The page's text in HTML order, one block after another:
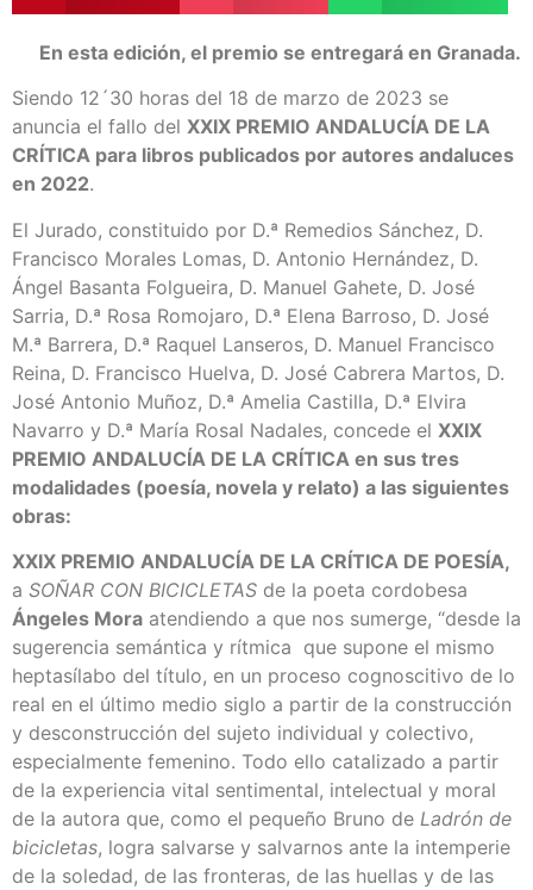
En esta edición, el premio se entregará en Granada.
Siendo 12´30 horas del 18 de marzo de 2023 se
anuncia el fallo del XXIX PREMIO ANDALUCÍA DE LA
CRÍTICA para libros publicados por autores andaluces
en 2022.
El Jurado, constituido por D.ª Remedios Sánchez, D.
Francisco Morales Lomas, D. Antonio Hernández, D.
Ángel Basanta Folgueira, D. Manuel Gahete, D. José
Sarria, D.ª Rosa Romojaro, D.ª Elena Barroso, D. José
M.ª Barrera, D.ª Raquel Lanseros, D. Manuel Francisco
Reina, D. Francisco Huelva, D. José Cabrera Martos, D.
José Antonio Muñoz, D.ª Amelia Castilla, D.ª Elvira
Navarro y D.ª María Rosal Nadales, concede el XXIX
PREMIO ANDALUCÍA DE LA CRÍTICA en sus tres
modalidades (poesía, novela y relato) a las siguientes
obras:
XXIX PREMIO ANDALUCÍA DE LA CRÍTICA DE POESÍA,
a SOÑAR CON BICICLETAS de la poeta cordobesa
Ángeles Mora atendiendo a que nos sumerge, “desde la
sugerencia semántica y rítmica que supone el mismo
heptasílabo del título, en un proceso cognoscitivo de lo
real en el último medio siglo a partir de la construcción
y desconstrucción del sujeto individual y colectivo,
especialmente femenino. Todo ello catalizado a partir
de la experiencia vital sentimental, intelectual y moral
de la autora que, como el pequeño Bruno de Ladrón de
bicicletas, logra salvarse y salvarnos ante la intemperie
de la soledad, de las fronteras, de las huellas y de las